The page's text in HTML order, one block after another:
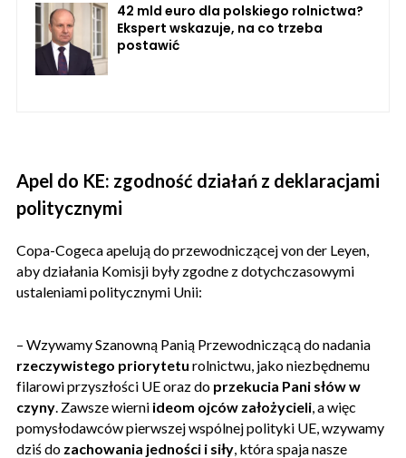
42 mld euro dla polskiego rolnictwa?
Ekspert wskazuje, na co trzeba
postawić
Apel do KE: zgodność działań z deklaracjami
politycznymi
Copa-Cogeca apelują do przewodniczącej von der Leyen,
aby działania Komisji były zgodne z dotychczasowymi
ustaleniami politycznymi Unii:
– Wzywamy Szanowną Panią Przewodniczącą do nadania
rzeczywistego priorytetu rolnictwu, jako niezbędnemu
filarowi przyszłości UE oraz do przekucia Pani słów w
czyny. Zawsze wierni ideom ojców założycieli, a więc
pomysłodawców pierwszej wspólnej polityki UE, wzywamy
dziś do zachowania jedności i siły, która spaja nasze